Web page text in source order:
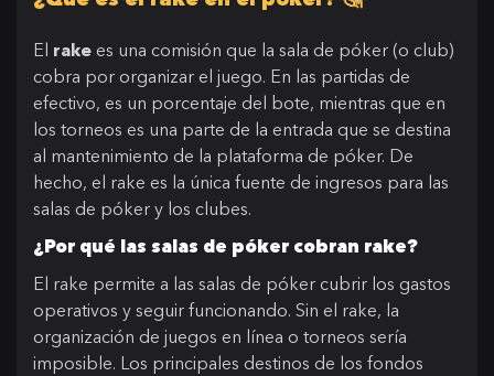
El rake es una comisión que la sala de póker (o club)
cobra por organizar el juego. En las partidas de
efectivo, es un porcentaje del bote, mientras que en
los torneos es una parte de la entrada que se destina
al mantenimiento de la plataforma de póker. De
hecho, el rake es la única fuente de ingresos para las
salas de póker y los clubes.
¿Por qué las salas de póker cobran rake?
El rake permite a las salas de póker cubrir los gastos
operativos y seguir funcionando. Sin el rake, la
organización de juegos en línea o torneos sería
imposible. Los principales destinos de los fondos